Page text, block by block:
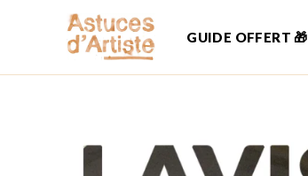
GUIDE OFFERT 🎁